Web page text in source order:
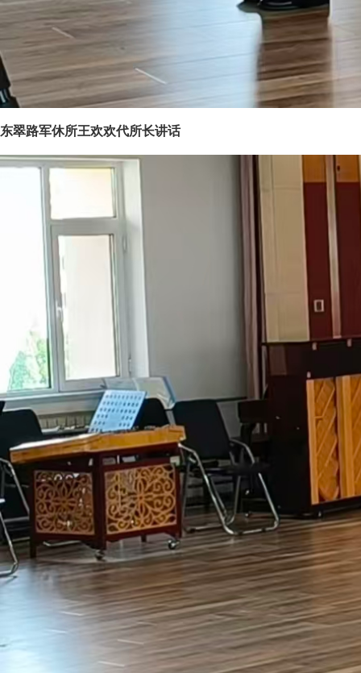
东翠路军休所王欢欢代所长讲话